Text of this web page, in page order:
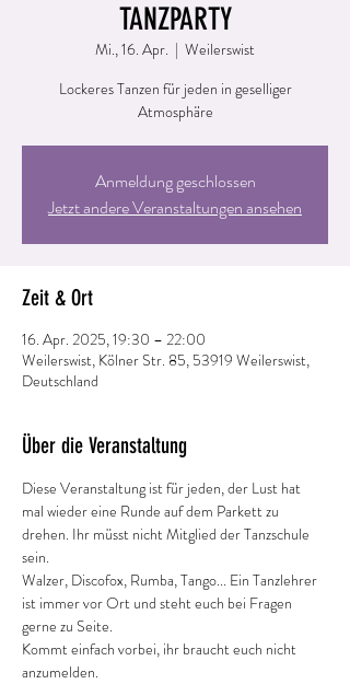
TANZPARTY
Mi., 16. Apr.
  |
Weilerswist
Lockeres Tanzen für jeden in geselliger
Atmosphäre
Anmeldung geschlossen
Jetzt andere Veranstaltungen ansehen
Zeit & Ort
16. Apr. 2025, 19:30 – 22:00
Weilerswist, Kölner Str. 85, 53919 Weilerswist,
Deutschland
Über die Veranstaltung
Diese Veranstaltung ist für jeden, der Lust hat
mal wieder eine Runde auf dem Parkett zu
drehen. Ihr müsst nicht Mitglied der Tanzschule
sein.
Walzer, Discofox, Rumba, Tango... Ein Tanzlehrer
ist immer vor Ort und steht euch bei Fragen
gerne zu Seite.
Kommt einfach vorbei, ihr braucht euch nicht
anzumelden.